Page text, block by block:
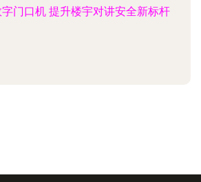
字门口机 提升楼宇对讲安全新标杆